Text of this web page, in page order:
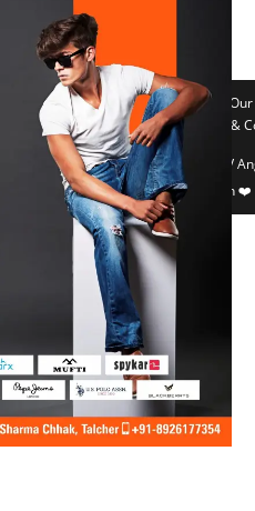
Home Contact us
Terms &
Copyright 2026 - ATV
Made with ❤️